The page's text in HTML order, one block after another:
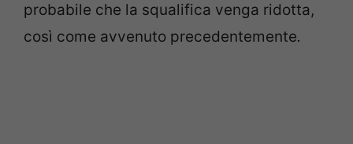
probabile che la squalifica venga ridotta,
così come avvenuto precedentemente.